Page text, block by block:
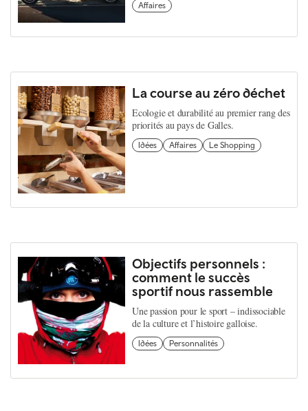
Affaires
La course au zéro déchet
Ecologie et durabilité au premier rang des
priorités au pays de Galles.
Idées Affaires Le Shopping
Objectifs personnels :
comment le succès
sportif nous rassemble
Une passion pour le sport – indissociable
de la culture et l’histoire galloise.
Idées Personnalités